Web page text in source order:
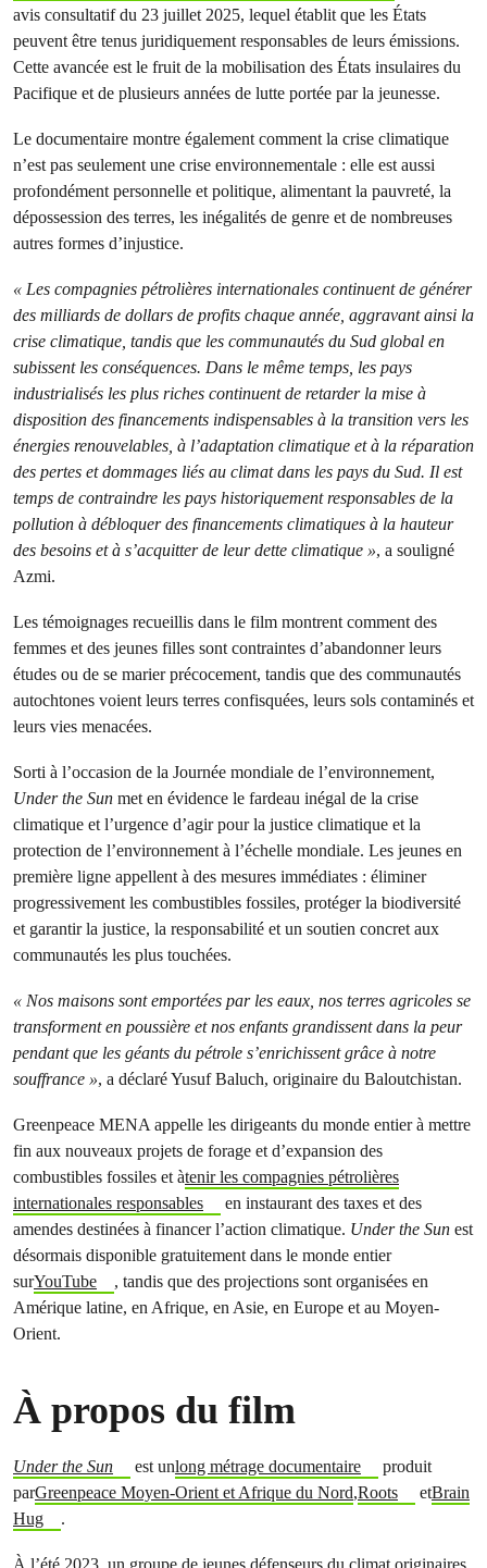
avis consultatif du 23 juillet 2025, lequel établit que les États
peuvent être tenus juridiquement responsables de leurs émissions.
Cette avancée est le fruit de la mobilisation des États insulaires du
Pacifique et de plusieurs années de lutte portée par la jeunesse.
Le documentaire montre également comment la crise climatique
n’est pas seulement une crise environnementale : elle est aussi
profondément personnelle et politique, alimentant la pauvreté, la
dépossession des terres, les inégalités de genre et de nombreuses
autres formes d’injustice.
« Les compagnies pétrolières internationales continuent de générer
des milliards de dollars de profits chaque année, aggravant ainsi la
crise climatique, tandis que les communautés du Sud global en
subissent les conséquences. Dans le même temps, les pays
industrialisés les plus riches continuent de retarder la mise à
disposition des financements indispensables à la transition vers les
énergies renouvelables, à l’adaptation climatique et à la réparation
des pertes et dommages liés au climat dans les pays du Sud. Il est
temps de contraindre les pays historiquement responsables de la
pollution à débloquer des financements climatiques à la hauteur
des besoins et à s’acquitter de leur dette climatique », a souligné
Azmi.
Les témoignages recueillis dans le film montrent comment des
femmes et des jeunes filles sont contraintes d’abandonner leurs
études ou de se marier précocement, tandis que des communautés
autochtones voient leurs terres confisquées, leurs sols contaminés et
leurs vies menacées.
Sorti à l’occasion de la Journée mondiale de l’environnement,
Under the Sun met en évidence le fardeau inégal de la crise
climatique et l’urgence d’agir pour la justice climatique et la
protection de l’environnement à l’échelle mondiale. Les jeunes en
première ligne appellent à des mesures immédiates : éliminer
progressivement les combustibles fossiles, protéger la biodiversité
et garantir la justice, la responsabilité et un soutien concret aux
communautés les plus touchées.
« Nos maisons sont emportées par les eaux, nos terres agricoles se
transforment en poussière et nos enfants grandissent dans la peur
pendant que les géants du pétrole s’enrichissent grâce à notre
souffrance », a déclaré Yusuf Baluch, originaire du Baloutchistan.
Greenpeace MENA appelle les dirigeants du monde entier à mettre
fin aux nouveaux projets de forage et d’expansion des
combustibles fossiles et àtenir les compagnies pétrolières
internationales responsables
en instaurant des taxes et des
amendes destinées à financer l’action climatique. Under the Sun est
désormais disponible gratuitement dans le monde entier
surYouTube
, tandis que des projections sont organisées en
Amérique latine, en Afrique, en Asie, en Europe et au Moyen-
Orient.
À propos du film
Under the Sun est unlong métrage documentaire
produit
parGreenpeace Moyen-Orient et Afrique du Nord,Roots etBrain
Hug
.